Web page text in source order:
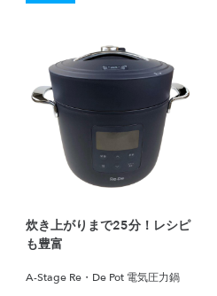
炊き上がりまで25分！レシピ
も豊富
A-Stage Re・De Pot 電気圧力鍋